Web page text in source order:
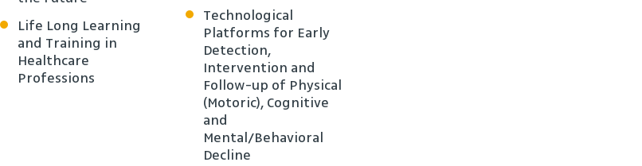
Life Long Learning
and Training in
Healthcare
Professions
Technological
Platforms for Early
Detection,
Intervention and
Follow-up of Physical
(Motoric), Cognitive
and
Mental/Behavioral
Decline